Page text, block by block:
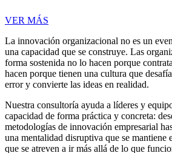
VER MÁS
La innovación organizacional no es un
una capacidad que se construye. Las
forma sostenida no lo hacen porque
hacen porque tienen una cultura que
error y convierte las ideas en realidad.
Nuestra consultoría ayuda a líderes y
capacidad de forma práctica y concreta:
metodologías de innovación empresarial
una mentalidad disruptiva que se mantiene
que se atreven a ir más allá de lo que